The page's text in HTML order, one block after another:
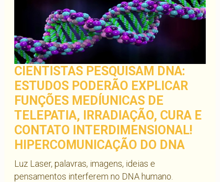
CIENTISTAS PESQUISAM DNA:
ESTUDOS PODERÃO EXPLICAR
FUNÇÕES MEDÍUNICAS DE
TELEPATIA, IRRADIAÇÃO, CURA E
CONTATO INTERDIMENSIONAL!
HIPERCOMUNICAÇÃO DO DNA
Luz Laser, palavras, imagens, ideias e
pensamentos interferem no DNA humano.